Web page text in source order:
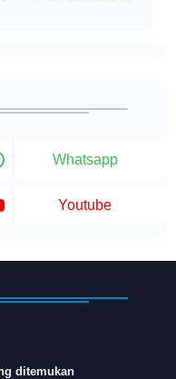
Whatsapp
Youtube
ditemukan